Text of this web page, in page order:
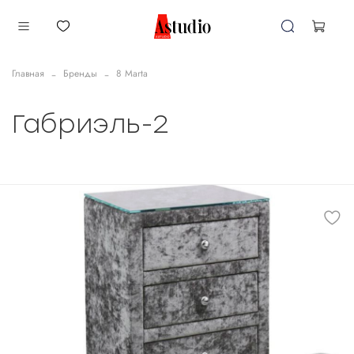
Главная Бренды 8 Marta
Габриэль-2